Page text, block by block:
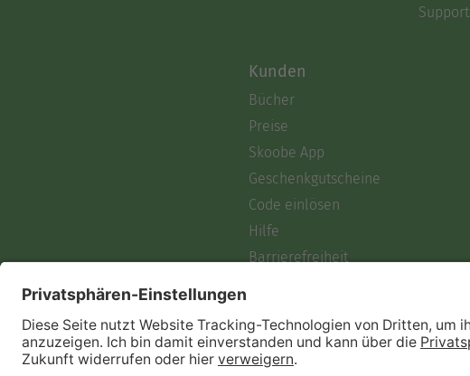
Support
Kunden
Bücher
Preise
Skoobe App
Geschenkgutscheine
Code einlösen
Hilfe
Barrierefreiheit